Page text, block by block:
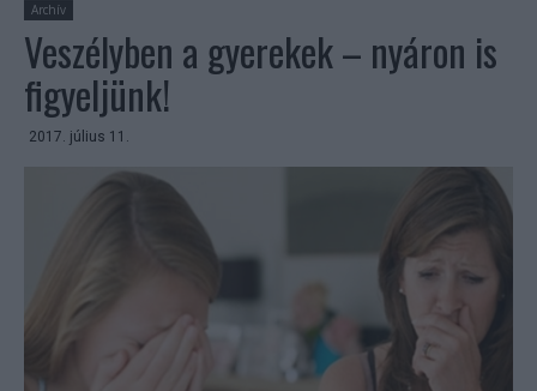
Archív
Veszélyben a gyerekek – nyáron is
figyeljünk!
2017. július 11.